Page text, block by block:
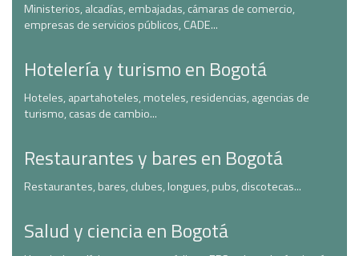
Ministerios, alcadías, embajadas, cámaras de comercio,
empresas de servicios públicos, CADE...
Hotelería y turismo en Bogotá
Hoteles, apartahoteles, moteles, residencias, agencias de
turismo, casas de cambio...
Restaurantes y bares en Bogotá
Restaurantes, bares, clubes, longues, pubs, discotecas...
Salud y ciencia en Bogotá